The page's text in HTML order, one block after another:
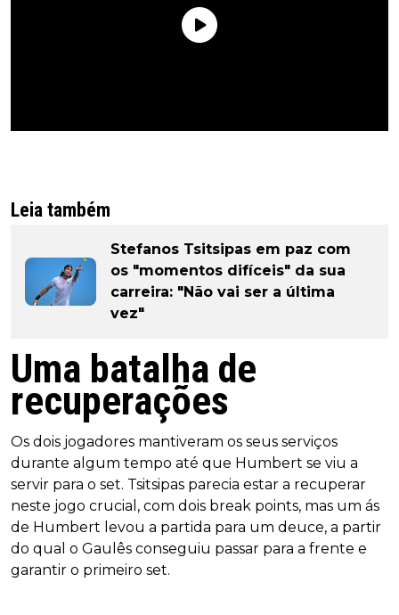
Leia também
Stefanos Tsitsipas em paz com
os "momentos difíceis" da sua
carreira: "Não vai ser a última
vez"
Uma batalha de
recuperações
Os dois jogadores mantiveram os seus serviços
durante algum tempo até que Humbert se viu a
servir para o set. Tsitsipas parecia estar a recuperar
neste jogo crucial, com dois break points, mas um ás
de Humbert levou a partida para um deuce, a partir
do qual o Gaulês conseguiu passar para a frente e
garantir o primeiro set.